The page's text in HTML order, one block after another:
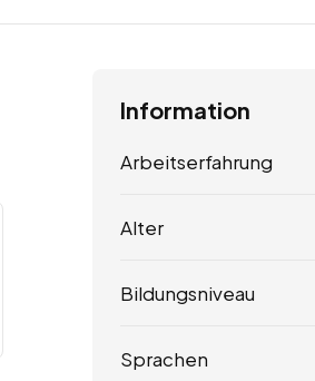
Information
Arbeitserfahrung
Alter
Bildungsniveau
Sprachen